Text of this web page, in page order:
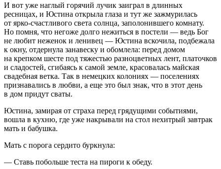
И вот уже наглый горячий лучик заиграл в длинных
ресницах, и Юстина открыла глаза и тут же зажмурилась
от ярко-счастливого света солнца, заполонившего комнату.
Но помня, что негоже долго нежиться в постели — ведь Бог
не любит неженок и ленивец — Юстина вскочила, подбежала
к окну, отдернула занавеску и обомлела: перед домом
на крепком шесте под тяжестью разноцветных лент, платочков
и сладостей, сгибаясь к самой земле, красовалась майская
свадебная ветка. Так в немецких колониях — поселениях
признавались в любви, а еще это был знак, что в этот день
в дом придут сваты.
Юстина, замирая от страха перед грядущими событиями,
вошла в кухню, где уже накрывали на стол нехитрый завтрак
мать и бабушка.
Мать с порога сердито буркнула:
— Ставь побольше теста на пироги к обеду.